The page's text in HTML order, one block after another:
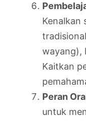
Kenalkan
wayang),
Kaitkan
Peran
untuk